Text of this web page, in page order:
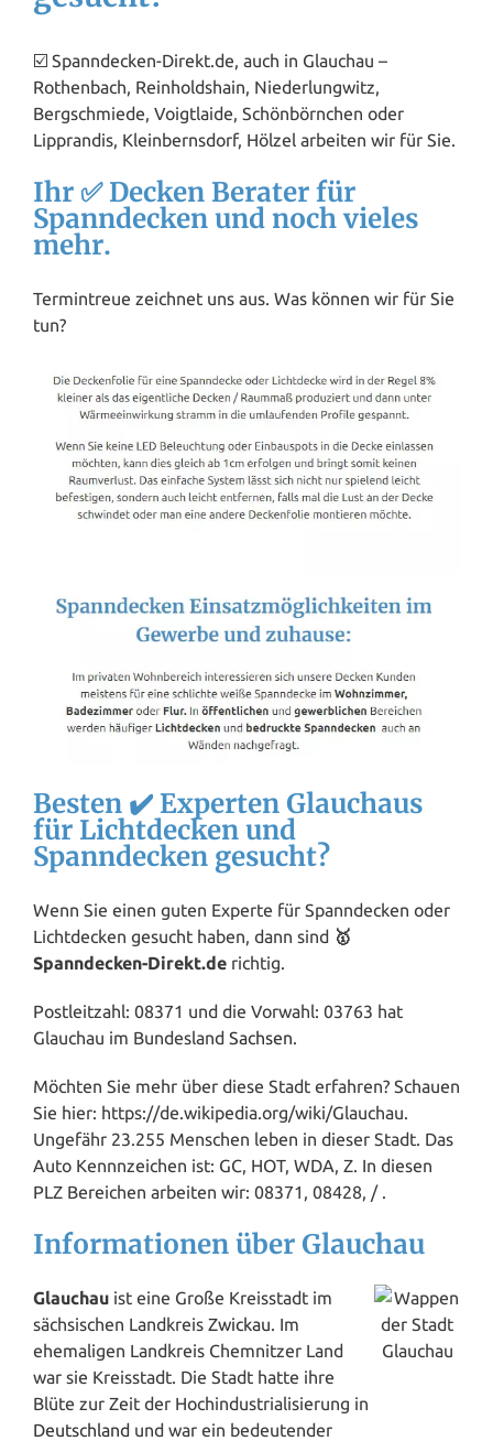
☑️ Spanndecken-Direkt.de, auch in Glauchau –
Rothenbach, Reinholdshain, Niederlungwitz,
Bergschmiede, Voigtlaide, Schönbörnchen oder
Lipprandis, Kleinbernsdorf, Hölzel arbeiten wir für Sie.
Ihr ✅ Decken Berater für
Spanndecken und noch vieles
mehr.
Termintreue zeichnet uns aus. Was können wir für Sie
tun?
Besten ✔️ Experten Glauchaus
für Lichtdecken und
Spanndecken gesucht?
Wenn Sie einen guten Experte für Spanndecken oder
Lichtdecken gesucht haben, dann sind 🥇
Spanndecken-Direkt.de richtig.
Postleitzahl: 08371 und die Vorwahl: 03763 hat
Glauchau im Bundesland Sachsen.
Möchten Sie mehr über diese Stadt erfahren? Schauen
Sie hier: https://de.wikipedia.org/wiki/Glauchau.
Ungefähr 23.255 Menschen leben in dieser Stadt. Das
Auto Kennnzeichen ist: GC, HOT, WDA, Z. In diesen
PLZ Bereichen arbeiten wir: 08371, 08428, / .
Informationen über Glauchau
Glauchau ist eine Große Kreisstadt im
sächsischen Landkreis Zwickau. Im
ehemaligen Landkreis Chemnitzer Land
war sie Kreisstadt. Die Stadt hatte ihre
Blüte zur Zeit der Hochindustrialisierung in
Deutschland und war ein bedeutender